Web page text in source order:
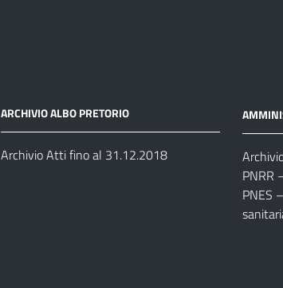
ARCHIVIO ALBO PRETORIO
Archivio Atti fino al 31.12.2018
PNRR
PNES